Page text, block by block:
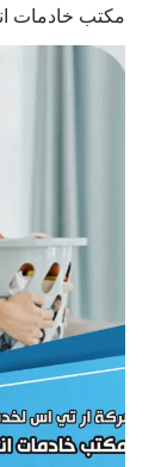
مكتب خادمات